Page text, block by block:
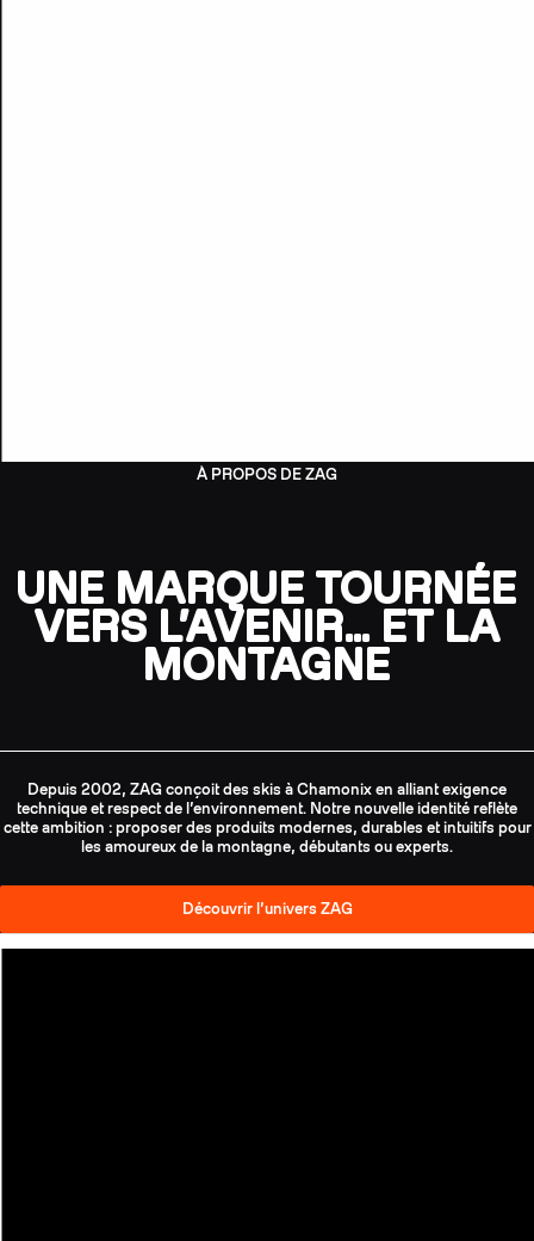
À PROPOS DE ZAG
UNE MARQUE TOURNÉE
VERS L’AVENIR… ET LA
MONTAGNE
Depuis 2002, ZAG conçoit des skis à Chamonix en alliant exigence
technique et respect de l’environnement. Notre nouvelle identité reflète
cette ambition : proposer des produits modernes, durables et intuitifs pour
les amoureux de la montagne, débutants ou experts.
Découvrir l’univers ZAG